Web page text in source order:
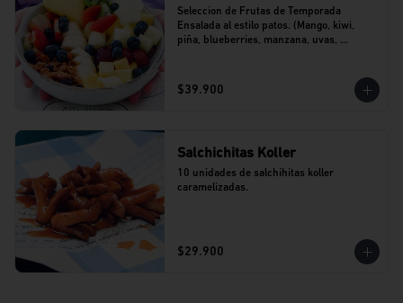
Seleccion de Frutas de Temporada
Ensalada al estilo patos. (Mango, kiwi,
piña, blueberries, manzana, uvas,
$39.900
Salchichitas Koller
10 unidades de salchihitas koller
caramelizadas.
$29.900